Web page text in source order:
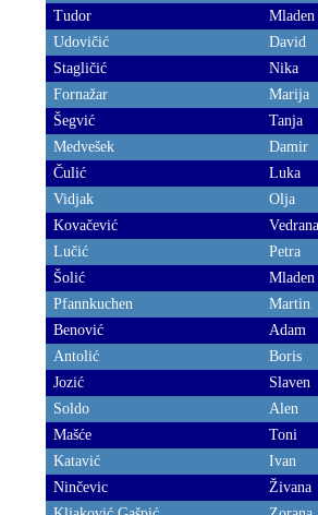
Tudor
Mladen
Udovičić
David
Stagličić
Nika
Fornažar
Marija
Šegvić
Tanja
Medvešek
Damir
Čulić
Luka
Vidjak
Olja
Kovačević
Vedrana
Lučić
Petra
Šolić
Mladen
Pfannkuchen
Martin
Benović
Adam
Antolić
Boris
Jozić
Slaven
Soldo
Alen
Mašće
Toni
Katavić
Ivan
Ninčevic
Živana